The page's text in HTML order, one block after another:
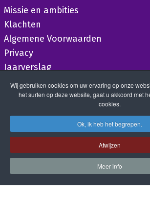
Missie en ambities
Klachten
Algemene Voorwaarden
Privacy
Jaarverslag
Wij gebruiken cookies om uw ervaring op onze
het surfen op deze website, gaat u akkoord met
cookies.
Ok, ik heb het begrepen.
Afwijzen
Meer info